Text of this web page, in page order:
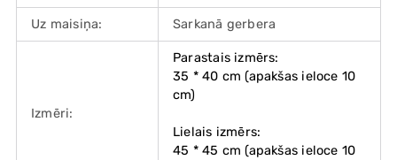
Uz maisiņa: Sarkanā gerbera
Izmēri:
Parastais izmērs:
35 * 40 cm (apakšas ieloce 10
cm)
Lielais izmērs:
45 * 45 cm (apakšas ieloce 10